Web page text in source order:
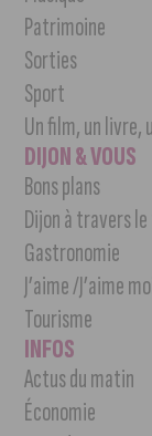
Patrimoine
Sorties
Sport
Un film, un livre,
DIJON & VOUS
Bons plans
Dijon à travers
Gastronomie
J’aime /J’aime
Tourisme
INFOS
Actus du matin
Économie